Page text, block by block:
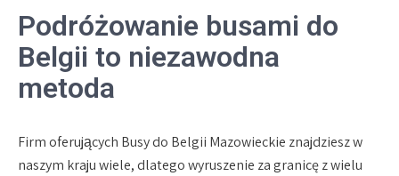
Podróżowanie busami do
Belgii to niezawodna
metoda
Firm oferujących Busy do Belgii Mazowieckie znajdziesz w
naszym kraju wiele, dlatego wyruszenie za granicę z wielu